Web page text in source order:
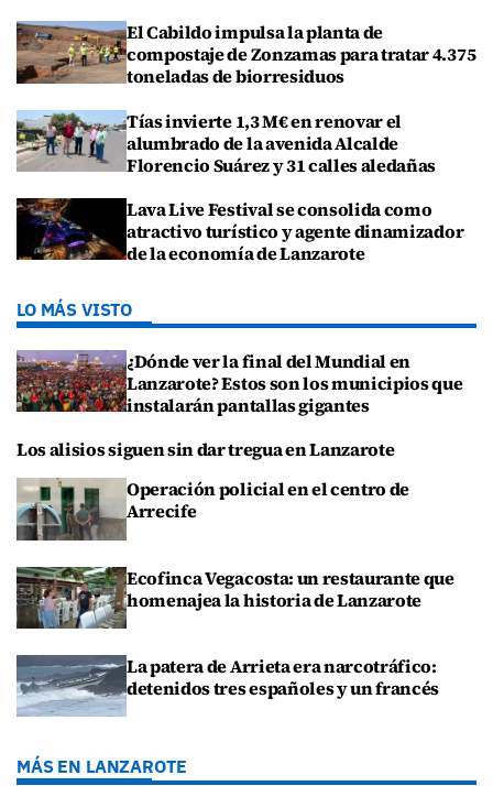
El Cabildo impulsa la planta de
compostaje de Zonzamas para tratar 4.375
toneladas de biorresiduos
Tías invierte 1,3 M€ en renovar el
alumbrado de la avenida Alcalde
Florencio Suárez y 31 calles aledañas
Lava Live Festival se consolida como
atractivo turístico y agente dinamizador
de la economía de Lanzarote
LO MÁS VISTO
¿Dónde ver la final del Mundial en
Lanzarote? Estos son los municipios que
instalarán pantallas gigantes
Los alisios siguen sin dar tregua en Lanzarote
Operación policial en el centro de
Arrecife
Ecofinca Vegacosta: un restaurante que
homenajea la historia de Lanzarote
La patera de Arrieta era narcotráfico:
detenidos tres españoles y un francés
MÁS EN LANZAROTE